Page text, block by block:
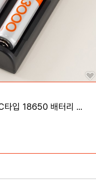
플라이토 메가 C타입 18650 배터리 충전기 2구